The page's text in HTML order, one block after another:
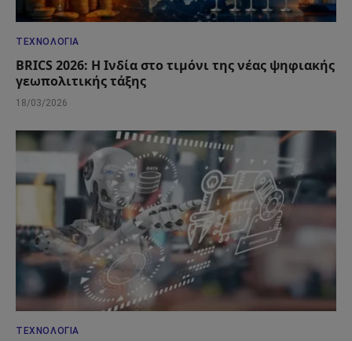
ΤΕΧΝΟΛΟΓΊΑ
BRICS 2026: Η Ινδία στο τιμόνι της νέας ψηφιακής
γεωπολιτικής τάξης
18/03/2026
ΤΕΧΝΟΛΟΓΊΑ